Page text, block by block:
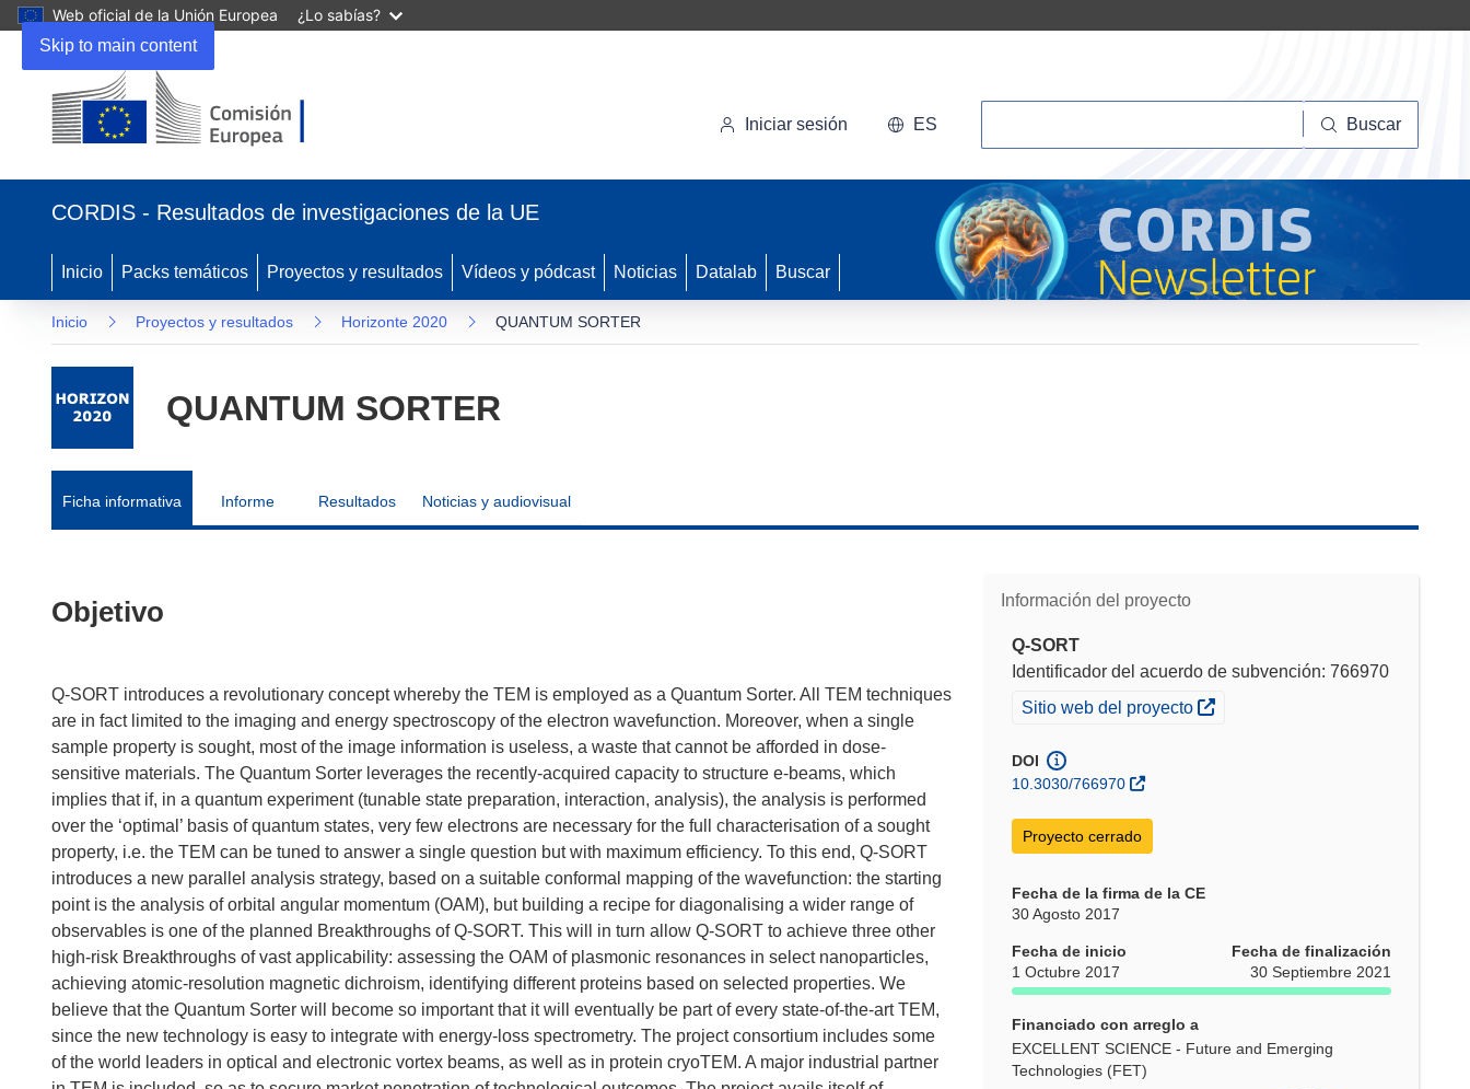
Skip to main content
Web oficial de la Unión Europea ¿Lo sabías?
Iniciar sesión ES Buscar
CORDIS - Resultados de investigaciones de la UE
Inicio Packs temáticos Proyectos y resultados Vídeos y pódcast Noticias Datalab Buscar
Inicio Proyectos y resultados Horizonte 2020 QUANTUM SORTER
QUANTUM SORTER
Ficha informativa Informe Resultados Noticias y audiovisual
Información del proyecto
Q-SORT
Identificador del acuerdo de subvención: 766970
(se abrirá en una nueva ventana)
Sitio web del proyecto
DOI
10.3030/766970
Proyecto cerrado
Fecha de la firma de la CE
30 Agosto 2017
Fecha de inicio
1 Octubre 2017
Fecha de finalización
30 Septiembre 2021
Financiado con arreglo a
EXCELLENT SCIENCE - Future and Emerging
Technologies (FET)
Objetivo
Q-SORT introduces a revolutionary concept whereby the TEM is employed as a Quantum Sorter. All TEM techniques
are in fact limited to the imaging and energy spectroscopy of the electron wavefunction. Moreover, when a single
sample property is sought, most of the image information is useless, a waste that cannot be afforded in dose-
sensitive materials. The Quantum Sorter leverages the recently-acquired capacity to structure e-beams, which
implies that if, in a quantum experiment (tunable state preparation, interaction, analysis), the analysis is performed
over the ‘optimal’ basis of quantum states, very few electrons are necessary for the full characterisation of a sought
property, i.e. the TEM can be tuned to answer a single question but with maximum efficiency. To this end, Q-SORT
introduces a new parallel analysis strategy, based on a suitable conformal mapping of the wavefunction: the starting
point is the analysis of orbital angular momentum (OAM), but building a recipe for diagonalising a wider range of
observables is one of the planned Breakthroughs of Q-SORT. This will in turn allow Q-SORT to achieve three other
high-risk Breakthroughs of vast applicability: assessing the OAM of plasmonic resonances in select nanoparticles,
achieving atomic-resolution magnetic dichroism, identifying different proteins based on selected properties. We
believe that the Quantum Sorter will become so important that it will eventually be part of every state-of-the-art TEM,
since the new technology is easy to integrate with energy-loss spectrometry. The project consortium includes some
of the world leaders in optical and electronic vortex beams, as well as in protein cryoTEM. A major industrial partner